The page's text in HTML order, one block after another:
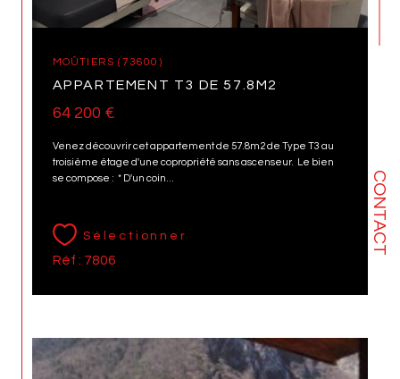
CONTACT
MOÛTIERS (73600)
APPARTEMENT T3 DE 57.8M2
64 200 €
Venez découvrir cet appartement de 57.8m2 de Type T3 au
troisième étage d'une copropriété sans ascenseur. Le bien
se compose : * D'un coin...
Sélectionner
Réf : 7806